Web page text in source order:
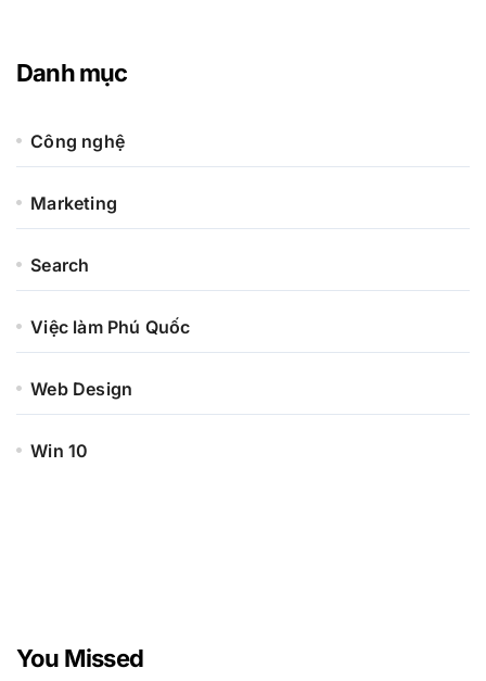
Danh mục
Công nghệ
Marketing
Search
Việc làm Phú Quốc
Web Design
Win 10
You Missed